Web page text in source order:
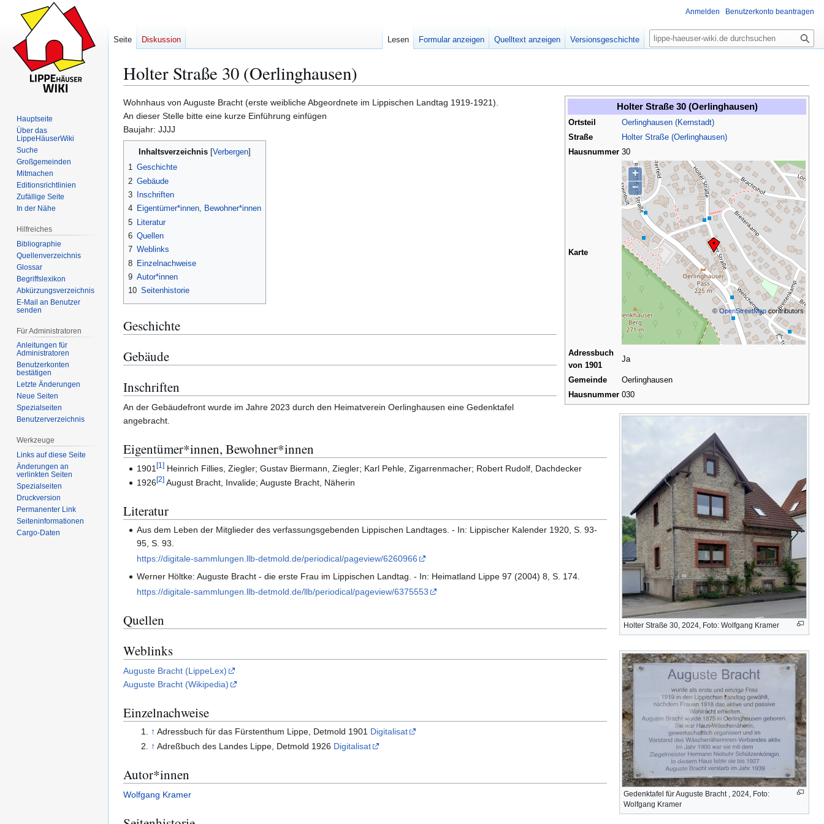
Holter Straße 30 (Oerlinghausen)
Zur
Navigation
springen
Zur
Suche
springen
Holter Straße 30 (Oerlinghausen)
Ortsteil
Oerlinghausen (Kernstadt)
Straße
Holter Straße (Oerlinghausen)
Hausnummer 30
Karte
+
−
©OpenStreetMapcontributors
Adressbuch
von 1901
Ja
Gemeinde
Oerlinghausen
Hausnummer 030
Wohnhaus von Auguste Bracht (erste weibliche Abgeordnete im Lippischen Landtag 1919-1921).
An dieser Stelle bitte eine kurze Einführung einfügen
Baujahr: JJJJ
Inhaltsverzeichnis
1 Geschichte
2 Gebäude
3
Inschriften
4 Eigentümer*innen, Bewohner*innen
5
Literatur
6 Quellen
7 Weblinks
8 Einzelnachweise
9 Autor*innen
10 Seitenhistorie
Geschichte
Gebäude
Holter Straße 30, 2024, Foto: Wolfgang Kramer
Inschriften
An der Gebäudefront wurde im Jahre 2023 durch den Heimatverein Oerlinghausen eine Gedenktafel
angebracht.
Gedenktafel für Auguste Bracht , 2024, Foto:
Wolfgang Kramer
Eigentümer*innen, Bewohner*innen
1901[1] Heinrich Fillies, Ziegler; Gustav Biermann, Ziegler; Karl Pehle, Zigarrenmacher; Robert Rudolf, Dachdecker
1926[2] August Bracht, Invalide; Auguste Bracht, Näherin
Literatur
Aus dem Leben der Mitglieder des verfassungsgebenden Lippischen Landtages. - In: Lippischer Kalender 1920, S. 93-
95, S. 93.
https://digitale-sammlungen.llb-detmold.de/periodical/pageview/6260966
Werner Höltke: Auguste Bracht - die erste Frau im Lippischen Landtag. - In: Heimatland Lippe 97 (2004) 8, S. 174.
https://digitale-sammlungen.llb-detmold.de/llb/periodical/pageview/6375553
Quellen
Weblinks
Auguste Bracht (LippeLex)
Auguste Bracht (Wikipedia)
Einzelnachweise
↑ Adressbuch für das Fürstenthum Lippe, Detmold 1901 Digitalisat
↑ Adreßbuch des Landes Lippe, Detmold 1926 Digitalisat
Autor*innen
Wolfgang Kramer
Anmelden Benutzerkonto beantragen
Seite Diskussion Lesen Formular anzeigen Quelltext anzeigen Versionsgeschichte
S
u
e
Hauptseite
Über das
LippeHäuserWiki
Suche
Großgemeinden
Mitmachen
Editionsrichtlinien
Zufällige Seite
In der Nähe
Hilfreiches
Bibliographie
Quellenverzeichnis
Glossar
Begriffslexikon
Abkürzungsverzeichnis
E-Mail an Benutzer
senden
Für Administratoren
Anleitungen für
Administratoren
Benutzerkonten
bestätigen
Letzte Änderungen
Neue Seiten
Spezialseiten
Benutzerverzeichnis
Werkzeuge
Links auf diese Seite
Änderungen an
verlinkten Seiten
Spezialseiten
Druckversion
Permanenter Link
Seiten­­informationen
Cargo-Daten